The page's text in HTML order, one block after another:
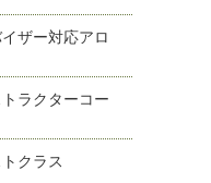
ザー対応アロ
ラクターコー
クラス